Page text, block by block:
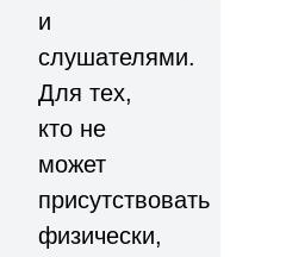
и
слушателями.
Для тех,
кто не
может
присутствовать
физически,